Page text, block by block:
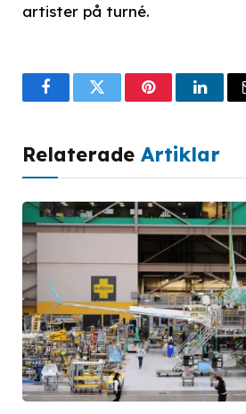
artister på turné.
FacebookTwitterPinterest
Relaterade Artiklar